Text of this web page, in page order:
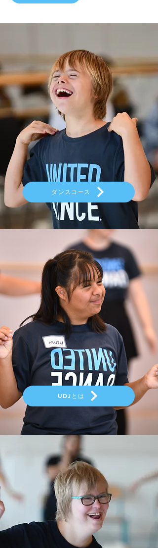
ダンスコース
UDJとは